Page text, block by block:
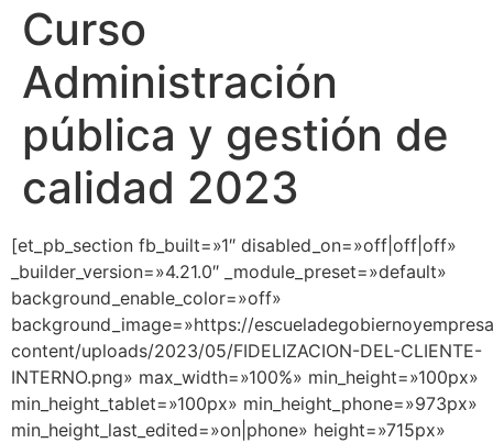
Curso
Administración
pública y gestión de
calidad 2023
[et_pb_section fb_built=»1″ disabled_on=»off|off|off»
_builder_version=»4.21.0″ _module_preset=»default»
background_enable_color=»off»
background_image=»https://
content/uploads/2023/05/FIDELIZACION-DEL-CLIENTE-
INTERNO.png» max_width=»100%» min_height=»100px»
min_height_tablet=»100px» min_height_phone=»973px»
min_height_last_edited=»on|phone» height=»715px»